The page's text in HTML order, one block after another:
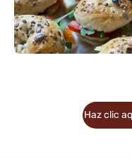
Haz clic